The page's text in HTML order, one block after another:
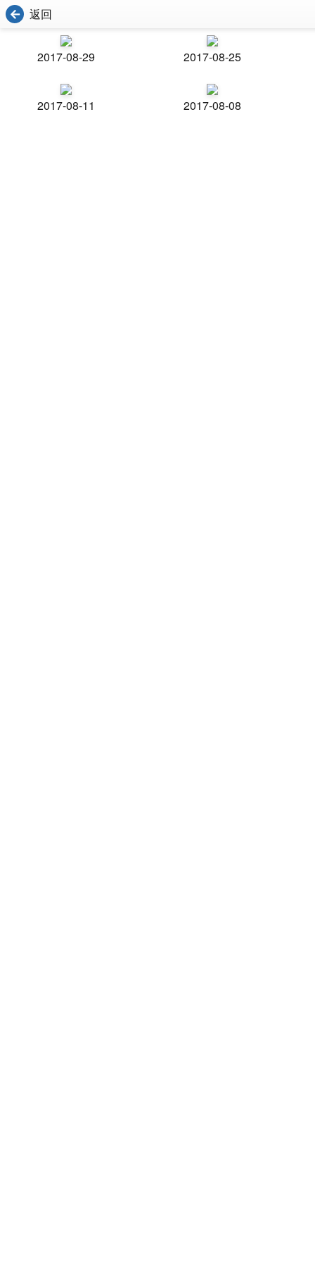
返回
2017-08-29 2017-08-25
2017-08-11 2017-08-08